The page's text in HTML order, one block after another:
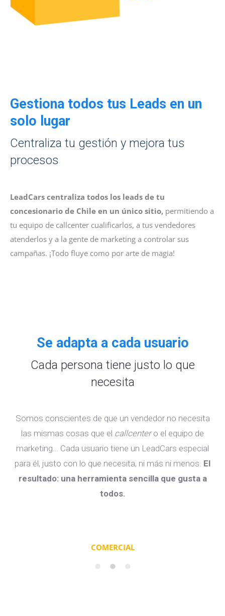
Gestiona todos tus Leads en un
solo lugar
Centraliza tu gestión y mejora tus
procesos
LeadCars centraliza todos los leads de tu
concesionario de Chile en un único sitio, permitiendo a
tu equipo de callcenter cualificarlos, a tus vendedores
atenderlos y a la gente de marketing a controlar sus
campañas. ¡Todo fluye como por arte de magia!
Se adapta a cada usuario
Cada persona tiene justo lo que
necesita
Somos conscientes de que un vendedor no necesita
las mismas cosas que el callcentero el equipo de
marketing… Cada usuario tiene un LeadCars especial
para él, justo con lo que necesita, ni más ni menos. El
resultado: una herramienta sencilla que gusta a
todos.
COMERCIAL